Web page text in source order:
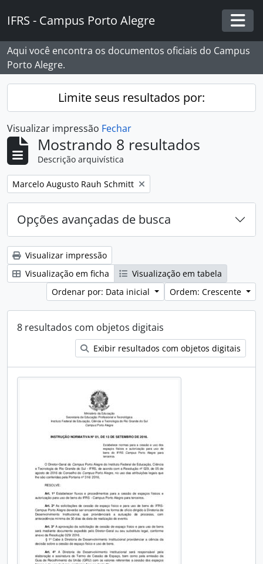
IFRS - Campus Porto Alegre
Aqui você encontra os documentos oficiais do Campus
Porto Alegre.
Limite seus resultados por:
Visualizar impressão Fechar
Mostrando 8 resultados
Descrição arquivística
Remover filtro:
Marcelo Augusto Rauh Schmitt
Opções avançadas de busca
Visualizar impressão
Visualização em ficha
Visualização em tabela
Ordenar por: Data inicial
Ordem: Crescente
8 resultados com objetos digitais
Exibir resultados com objetos digitais